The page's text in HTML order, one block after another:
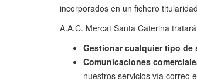
incorporados en un fichero
A.A.C. Mercat Santa Caterina
Gestionar cualquier tipo
Comunicaciones
nuestros servicios vía correo